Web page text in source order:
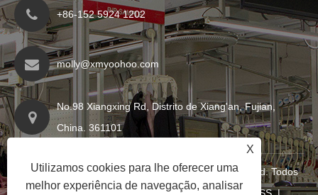
+86-152 5924 1202
molly@xmyoohoo.com
No.98 Xiangxing Rd, Distrito de Xiang'an, Fujian,
China. 361101
Copyright © 2024 Xiamen Evaricky Trading Co., Ltd. Todos
X
Utilizamos cookies para lhe oferecer uma
melhor experiência de navegação, analisar